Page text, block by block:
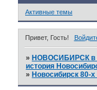
Активные темы
Привет, Гость!
» НОВОСИБИРСК в
история
» Новосибирск 80-х